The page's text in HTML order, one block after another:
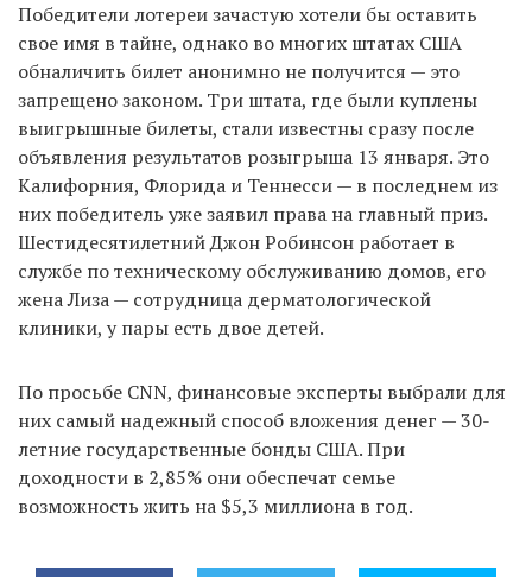
Победители лотереи зачастую хотели бы оставить
свое имя в тайне, однако во многих штатах США
обналичить билет анонимно не получится — это
запрещено законом. Три штата, где были куплены
выигрышные билеты, стали известны сразу после
объявления результатов розыгрыша 13 января. Это
Калифорния, Флорида и Теннесси — в последнем из
них победитель уже заявил права на главный приз.
Шестидесятилетний Джон Робинсон работает в
службе по техническому обслуживанию домов, его
жена Лиза — сотрудница дерматологической
клиники, у пары есть двое детей.
По просьбе CNN, финансовые эксперты выбрали для
них самый надежный способ вложения денег — 30-
летние государственные бонды США. При
доходности в 2,85% они обеспечат семье
возможность жить на $5,3 миллиона в год.